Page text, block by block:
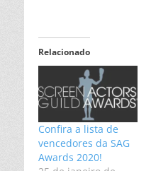
Relacionado
Confira a lista de
vencedores da SAG
Awards 2020!